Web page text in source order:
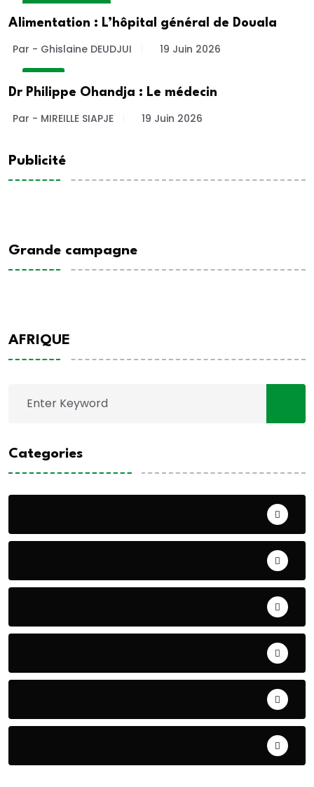
Alimentation : L’hôpital général de Douala
Par - Ghislaine DEUDJUI 19 Juin 2026
Dr Philippe Ohandja : Le médecin
Par - MIREILLE SIAPJE 19 Juin 2026
Publicité
Grande campagne
AFRIQUE
Categories